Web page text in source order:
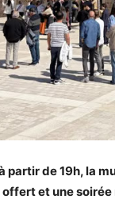
partir de 19h, la
et une